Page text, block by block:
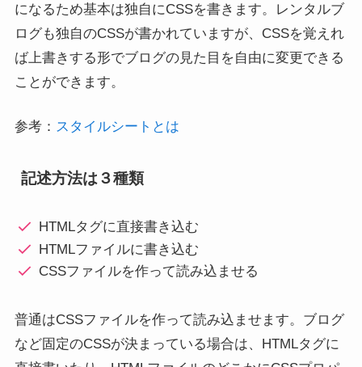
になるため基本は独自にCSSを書きます。レンタルブ
ログも独自のCSSが書かれていますが、CSSを覚えれ
ば上書きする形でブログの見た目を自由に変更できる
ことができます。
参考： スタイルシートとは
記述方法は３種類
HTMLタグに直接書き込む
HTMLファイルに書き込む
CSSファイルを作って読み込ませる
普通はCSSファイルを作って読み込ませます。ブログ
など固定のCSSが決まっている場合は、HTMLタグに